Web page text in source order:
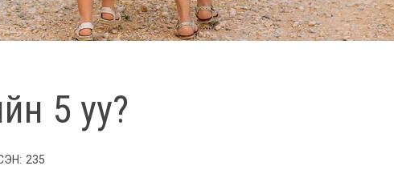
5 уу?
235